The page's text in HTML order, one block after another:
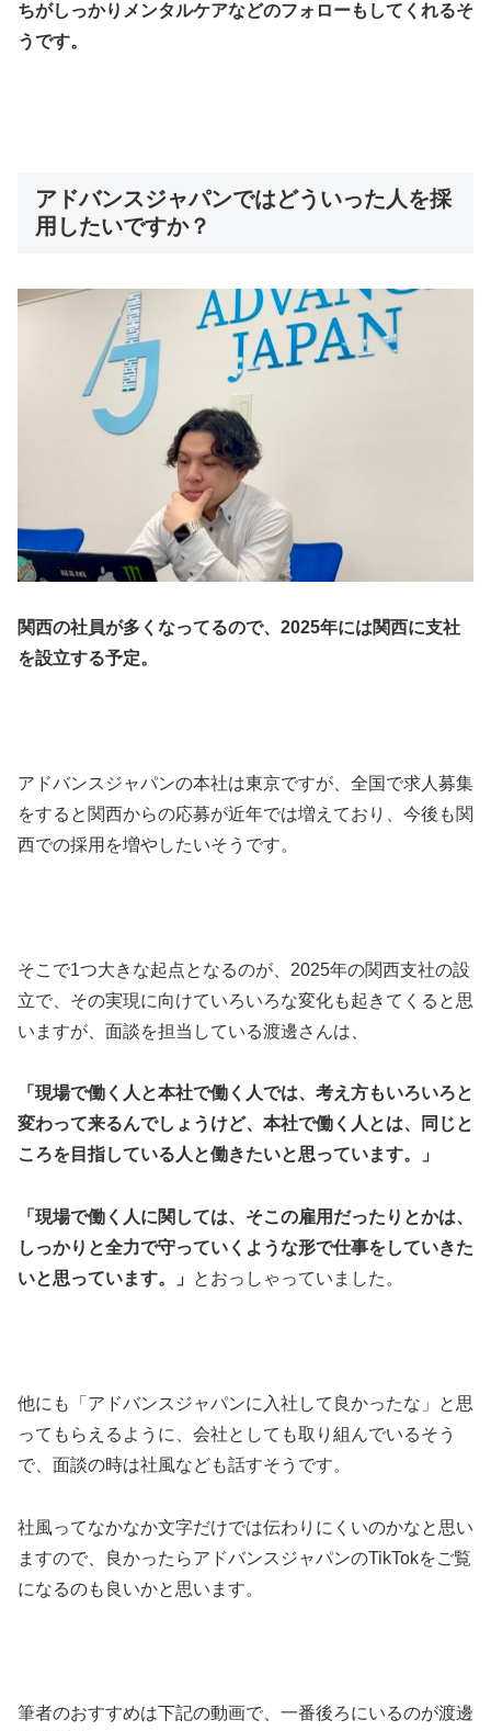
ちがしっかりメンタルケアなどのフォローもしてくれるそ
うです。
アドバンスジャパンではどういった人を採
用したいですか？
関西の社員が多くなってるので、2025年には関西に支社
を設立する予定。
アドバンスジャパンの本社は東京ですが、全国で求人募集
をすると関西からの応募が近年では増えており、今後も関
西での採用を増やしたいそうです。
そこで1つ大きな起点となるのが、2025年の関西支社の設
立で、その実現に向けていろいろな変化も起きてくると思
いますが、面談を担当している渡邊さんは、
「現場で働く人と本社で働く人では、考え方もいろいろと
変わって来るんでしょうけど、本社で働く人とは、同じと
ころを目指している人と働きたいと思っています。」
「現場で働く人に関しては、そこの雇用だったりとかは、
しっかりと全力で守っていくような形で仕事をしていきた
いと思っています。」
とおっしゃっていました。
他にも「アドバンスジャパンに入社して良かったな」と思
ってもらえるように、会社としても取り組んでいるそう
で、面談の時は社風なども話すそうです。
社風ってなかなか文字だけでは伝わりにくいのかなと思い
ますので、良かったらアドバンスジャパンのTikTokをご覧
になるのも良いかと思います。
筆者のおすすめは下記の動画で、一番後ろにいるのが渡邊